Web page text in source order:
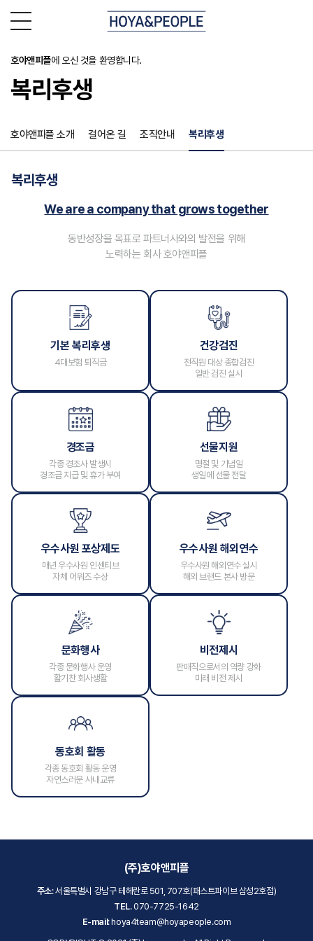
호야앤피플에 오신 것을 환영합니다.
복리후생
호야앤피플 소개 걸어온 길 조직안내 복리후생
복리후생
We are a company that grows together
동반성장을 목표로 파트너사와의 발전을 위해
노력하는 회사 호야앤피플
기본 복리후생
4대보험 퇴직금
건강검진
전직원 대상 종합검진
일반 검진 실시
경조금
각종 경조사 발생시
경조금 지급 및 휴가 부여
선물지원
명절 및 기념일
생일에 선물 전달
우수사원 포상제도
매년 우수사원 인센티브
자체 어워즈 수상
우수사원 해외연수
우수사원 해외연수 실시
해외 브랜드 본사 방문
문화행사
각종 문화행사 운영
활기찬 회사생활
비전제시
판매직으로서의 역량 강화
미래 비전 제시
동호회 활동
각종 동호회 활동 운영
자연스러운 사내교류
(주)호야앤피플
주소: 서울특별시 강남구 테헤란로 501, 707호(패스트파이브 삼성2호점)
TEL. 070-7725-1642
E-mail: hoya4team@hoyapeople.com